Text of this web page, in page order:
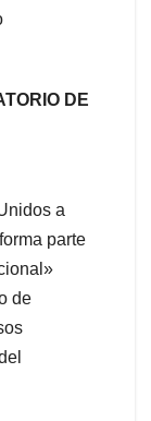
DE
a
parte
de